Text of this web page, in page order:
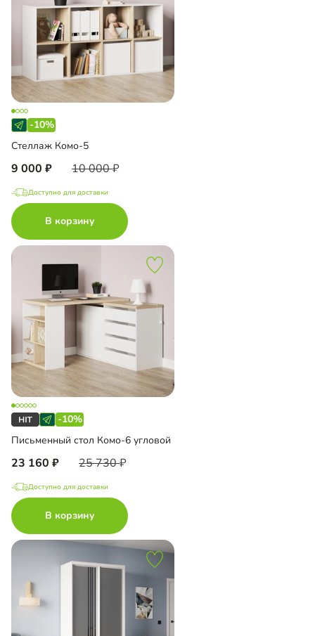
-10%
Стеллаж Комо-5
9 000 10 000
Доступно для доставки
В корзину
-10%
Письменный стол Комо-6 угловой
23 160 25 730
Доступно для доставки
В корзину